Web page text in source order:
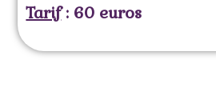
Tarif: 60 euros